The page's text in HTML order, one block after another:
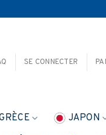
SE CONNECTER
JAPON